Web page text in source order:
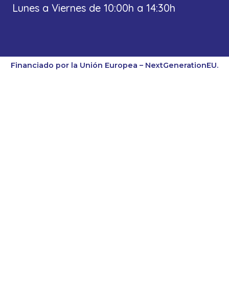
Lunes a Viernes de 10:00h a 14:30h
Financiado por la Unión Europea – NextGenerationEU.